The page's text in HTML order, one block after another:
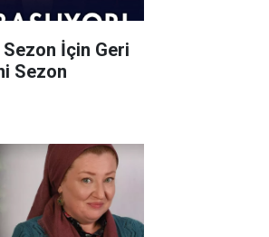
İçin Geri
Sezon